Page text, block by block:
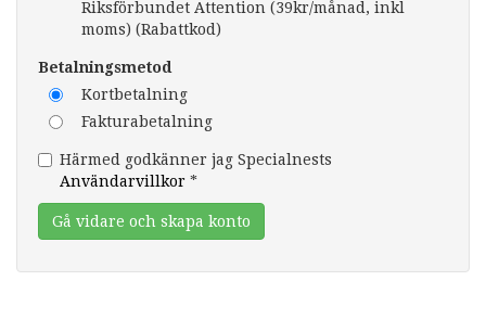
Riksförbundet Attention (39kr/månad, inkl
moms) (Rabattkod)
Betalningsmetod
Kortbetalning
Fakturabetalning
Härmed godkänner jag Specialnests
Användarvillkor *
Gå vidare och skapa konto